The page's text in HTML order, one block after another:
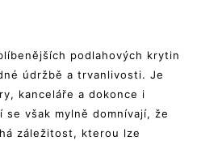
podlahových krytin
údržbě a trvanlivosti. Je
kanceláře a dokonce i
však mylně domnívají, že
záležitost, kterou lze